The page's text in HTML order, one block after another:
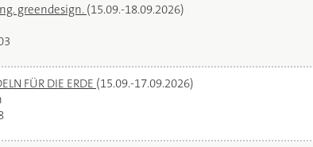
greendesign. (15.09.-18.09.2026)
FÜR DIE ERDE (15.09.-17.09.2026)